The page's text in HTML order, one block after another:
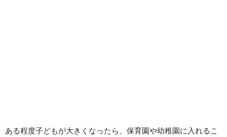
ある程度子どもが大きくなったら、保育園や幼稚園に入れるこ